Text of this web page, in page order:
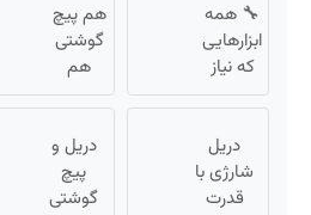
🔧 همه
ابزارهایی
که نیاز
داری،
کیف
جمع
شده!
هم پیچ
گوشتی
هم
دریل با
کاربردی!
تا
تخفیف
دریل
شارژی با
قدرت
دریل و
پیچ
گوشتی